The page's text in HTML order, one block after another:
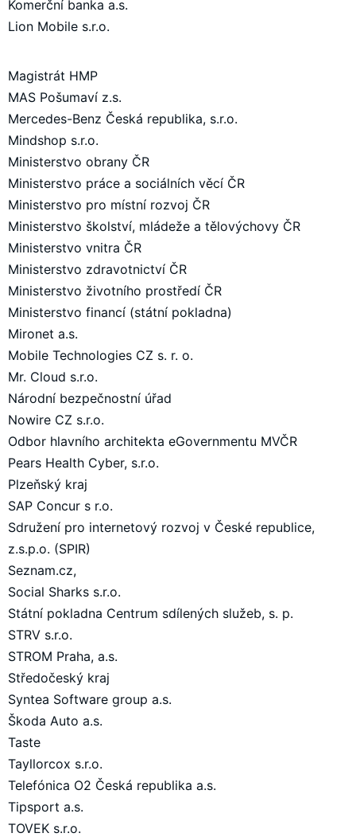
Komerční banka a.s.
Lion Mobile s.r.o.
Magistrát HMP
MAS Pošumaví z.s.
Mercedes-Benz Česká republika, s.r.o.
Mindshop s.r.o.
Ministerstvo obrany ČR
Ministerstvo práce a sociálních věcí ČR
Ministerstvo pro místní rozvoj ČR
Ministerstvo školství, mládeže a tělovýchovy ČR
Ministerstvo vnitra ČR
Ministerstvo zdravotnictví ČR
Ministerstvo životního prostředí ČR
Ministerstvo financí (státní pokladna)
Mironet a.s.
Mobile Technologies CZ s. r. o.
Mr. Cloud s.r.o.
Národní bezpečnostní úřad
Nowire CZ s.r.o.
Odbor hlavního architekta eGovernmentu MVČR
Pears Health Cyber, s.r.o.
Plzeňský kraj
SAP Concur s r.o.
Sdružení pro internetový rozvoj v České republice,
z.s.p.o. (SPIR)
Seznam.cz,
Social Sharks s.r.o.
Státní pokladna Centrum sdílených služeb, s. p.
STRV s.r.o.
STROM Praha, a.s.
Středočeský kraj
Syntea Software group a.s.
Škoda Auto a.s.
Taste
Tayllorcox s.r.o.
Telefónica O2 Česká republika a.s.
Tipsport a.s.
TOVEK s.r.o.